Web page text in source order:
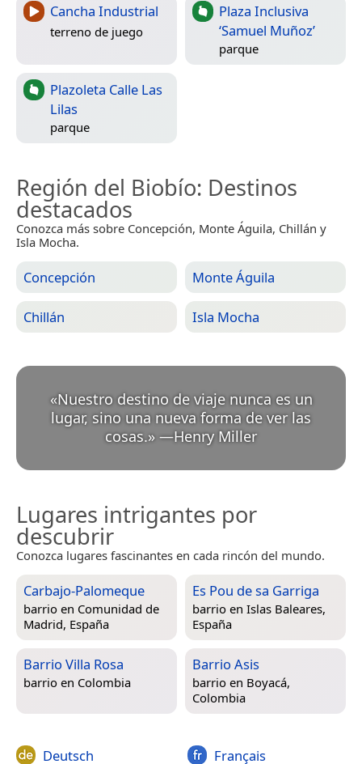
Cancha Industrial
terreno de juego
Plaza Inclusiva
‘Samuel Muñoz’
parque
Plazoleta Calle Las
Lilas
parque
Región del Biobío: Destinos
destacados
Conozca más sobre Concepción, Monte Águila, Chillán y
Isla Mocha.
Concepción Monte Águila
Chillán Isla Mocha
«Nuestro destino de viaje nunca es un
lugar, sino una nueva forma de ver las
cosas.» —Henry Miller
Lugares intrigantes por
descubrir
Conozca lugares fascinantes en cada rincón del mundo.
Carbajo-Palomeque
barrio en Comunidad de
Madrid, España
Es Pou de sa Garriga
barrio en Islas Baleares,
España
Barrio Villa Rosa
barrio en Colombia
Barrio Asis
barrio en Boyacá,
Colombia
Deutsch Français